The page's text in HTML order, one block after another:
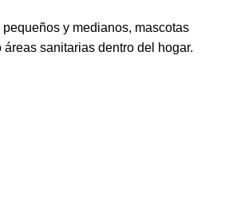
y medianos, mascotas
sanitarias dentro del hogar.